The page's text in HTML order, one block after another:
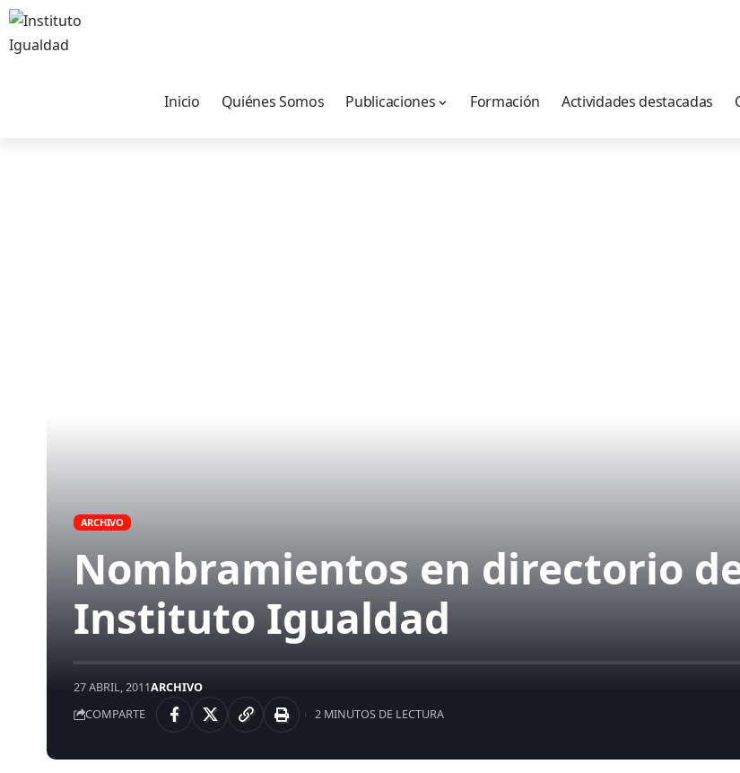
Inicio Quiénes Somos Publicaciones Formación Actividades destacadas
ARCHIVO
Nombramientos en directorio
Instituto Igualdad
27 ABRIL, 2011ARCHIVO
COMPARTE
2 MINUTOS DE LECTURA